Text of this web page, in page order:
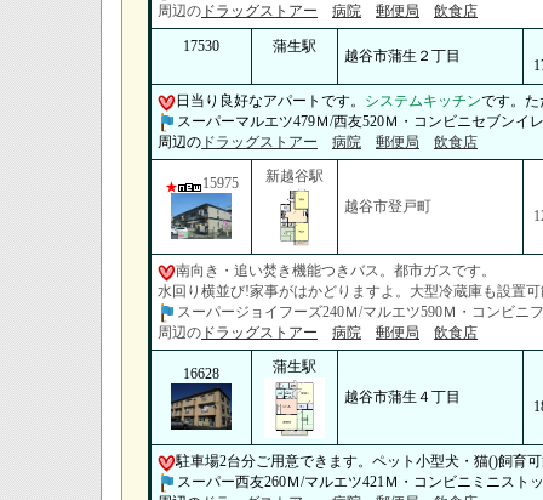
周辺の ドラッグストアー 病院 郵便局 飲食店
17530 蒲生駅
越谷市蒲生２丁目
日当り良好なアパートです。 システムキッチンです。た
スーパーマルエツ479Ｍ/西友520Ｍ・コンビニセブンイ
周辺の ドラッグストアー 病院 郵便局 飲食店
15975
新越谷駅
越谷市登戸町
南向き・追い焚き機能つきバス。都市ガスです。
水回り横並び!家事がはかどりますよ。大型冷蔵庫も設置
スーパージョイフーズ240Ｍ/マルエツ590Ｍ・コンビニ
周辺の ドラッグストアー 病院 郵便局 飲食店
16628
蒲生駅
越谷市蒲生４丁目
駐車場2台分ご用意できます。ペット小型犬・猫()飼育
スーパー西友260Ｍ/マルエツ421Ｍ・コンビニミニスト